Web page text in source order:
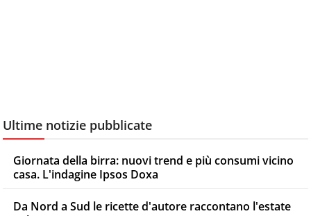
Ultime notizie pubblicate
Giornata della birra: nuovi trend e più consumi vicino
casa. L'indagine Ipsos Doxa
Da Nord a Sud le ricette d'autore raccontano l'estate